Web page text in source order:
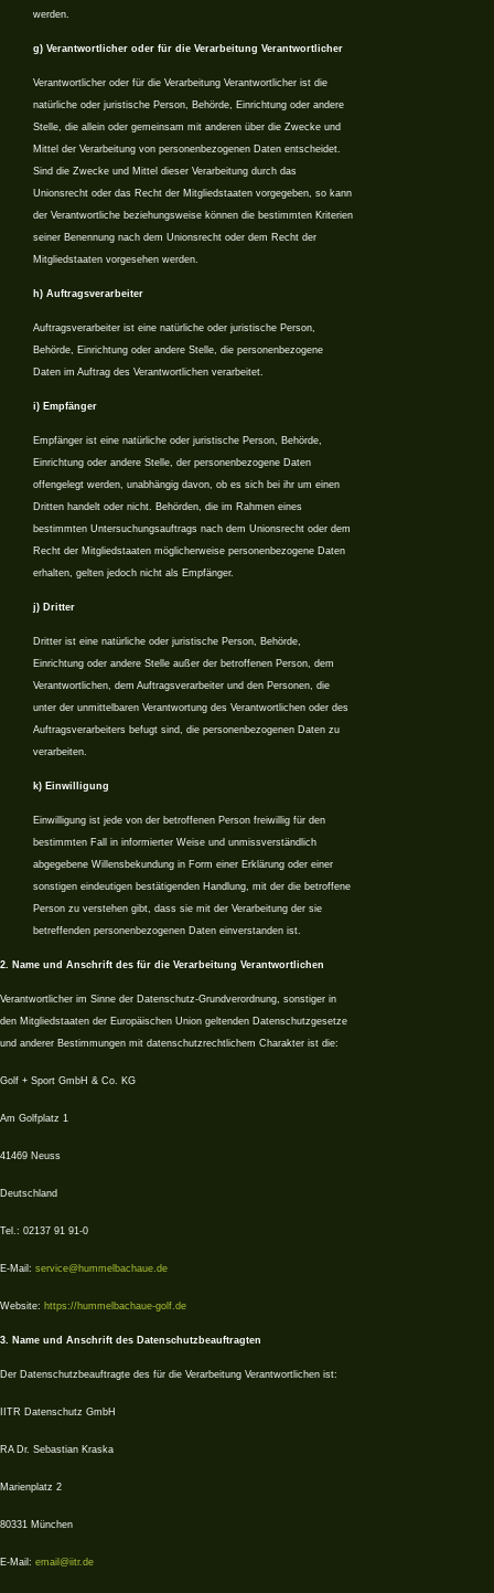
werden.
g) Verantwortlicher oder für die Verarbeitung Verantwortlicher
Verantwortlicher oder für die Verarbeitung Verantwortlicher ist die
natürliche oder juristische Person, Behörde, Einrichtung oder andere
Stelle, die allein oder gemeinsam mit anderen über die Zwecke und
Mittel der Verarbeitung von personenbezogenen Daten entscheidet.
Sind die Zwecke und Mittel dieser Verarbeitung durch das
Unionsrecht oder das Recht der Mitgliedstaaten vorgegeben, so kann
der Verantwortliche beziehungsweise können die bestimmten Kriterien
seiner Benennung nach dem Unionsrecht oder dem Recht der
Mitgliedstaaten vorgesehen werden.
h) Auftragsverarbeiter
Auftragsverarbeiter ist eine natürliche oder juristische Person,
Behörde, Einrichtung oder andere Stelle, die personenbezogene
Daten im Auftrag des Verantwortlichen verarbeitet.
i) Empfänger
Empfänger ist eine natürliche oder juristische Person, Behörde,
Einrichtung oder andere Stelle, der personenbezogene Daten
offengelegt werden, unabhängig davon, ob es sich bei ihr um einen
Dritten handelt oder nicht. Behörden, die im Rahmen eines
bestimmten Untersuchungsauftrags nach dem Unionsrecht oder dem
Recht der Mitgliedstaaten möglicherweise personenbezogene Daten
erhalten, gelten jedoch nicht als Empfänger.
j) Dritter
Dritter ist eine natürliche oder juristische Person, Behörde,
Einrichtung oder andere Stelle außer der betroffenen Person, dem
Verantwortlichen, dem Auftragsverarbeiter und den Personen, die
unter der unmittelbaren Verantwortung des Verantwortlichen oder des
Auftragsverarbeiters befugt sind, die personenbezogenen Daten zu
verarbeiten.
k) Einwilligung
Einwilligung ist jede von der betroffenen Person freiwillig für den
bestimmten Fall in informierter Weise und unmissverständlich
abgegebene Willensbekundung in Form einer Erklärung oder einer
sonstigen eindeutigen bestätigenden Handlung, mit der die betroffene
Person zu verstehen gibt, dass sie mit der Verarbeitung der sie
betreffenden personenbezogenen Daten einverstanden ist.
2. Name und Anschrift des für die Verarbeitung Verantwortlichen
Verantwortlicher im Sinne der Datenschutz-Grundverordnung, sonstiger in
den Mitgliedstaaten der Europäischen Union geltenden Datenschutzgesetze
und anderer Bestimmungen mit datenschutzrechtlichem Charakter ist die:
Golf + Sport GmbH & Co. KG
Am Golfplatz 1
41469 Neuss
Deutschland
Tel.: 02137 91 91-0
E-Mail: service@hummelbachaue.de
Website: https://hummelbachaue-golf.de
3. Name und Anschrift des Datenschutzbeauftragten
Der Datenschutzbeauftragte des für die Verarbeitung Verantwortlichen ist:
IITR Datenschutz GmbH
RA Dr. Sebastian Kraska
Marienplatz 2
80331 München
E-Mail: email@iitr.de